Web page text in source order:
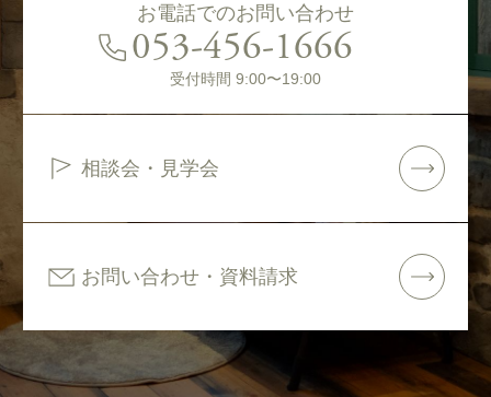
お電話でのお問い合わせ
053-456-1666
受付時間 9:00〜19:00
相談会・見学会
お問い合わせ・資料請求